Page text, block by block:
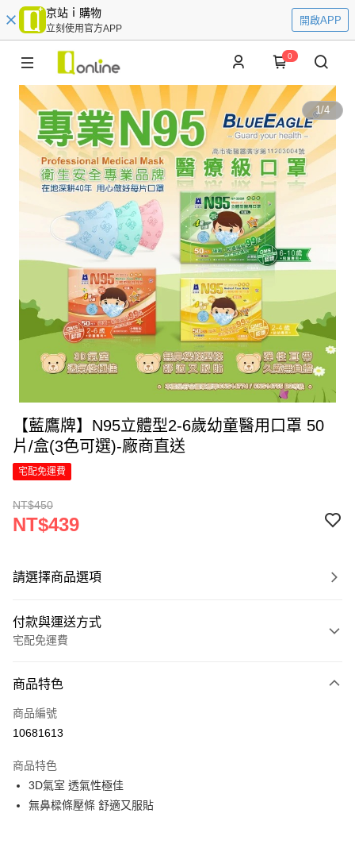
京站ｉ購物
立刻使用官方APP
開啟APP
0
1/4
【藍鷹牌】N95立體型2-6歲幼童醫用口罩 50
片/盒(3色可選)-廠商直送
宅配免運費
NT$450
NT$439
請選擇商品選項
付款與運送方式
宅配免運費
信用卡一次付款
LINE Pay
街口支付
悠遊付
商品特色
商品編號
10681613
商品特色
3D氣室 透氣性極佳
無鼻樑條壓條 舒適又服貼